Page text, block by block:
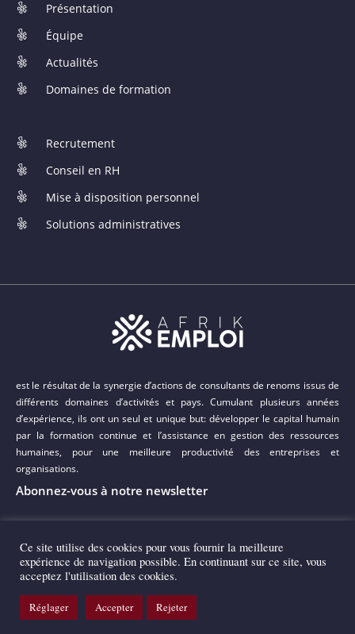
Présentation
Équipe
Actualités
Domaines de formation
Recrutement
Conseil en RH
Mise à disposition personnel
Solutions administratives
est le résultat de la synergie d’actions de consultants de renoms issus de
différents domaines d’activités et pays. Cumulant plusieurs années
d’expérience, ils ont un seul et unique but: développer le capital humain
par la formation continue et l’assistance en gestion des ressources
humaines, pour une meilleure productivité des entreprises et
organisations.
Abonnez-vous à notre newsletter
Copyright 2022 © AFRIK EMPLOI
Réalisation Agence Web IBS Mali
Ce site utilise des cookies pour vous fournir la meilleure
expérience de navigation possible. En continuant sur ce site, vous
acceptez l'utilisation des cookies.
Réglager Accepter Rejeter